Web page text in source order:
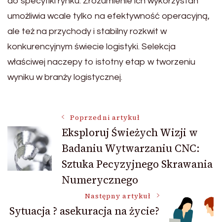
umożliwia wcale tylko na efektywność operacyjną,
ale też na przychody i stabilny rozkwit w
konkurencyjnym świecie logistyki. Selekcja
właściwej naczepy to istotny etap w tworzeniu
wyniku w branży logistycznej.
Nawigacja
wpisu
Poprzedni artykuł
Eksploruj Świeżych Wizji w
Badaniu Wytwarzaniu CNC:
Sztuka Pecyzyjnego Skrawania
Numerycznego
Następny artykuł
Sytuacja ? asekuracja na życie?